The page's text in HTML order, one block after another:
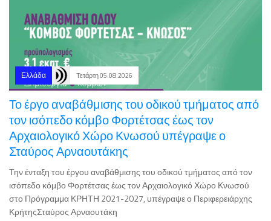
Ελλάδα Τετάρτη 05.08.2026
Το έργο αναβάθμισης του οδικού τμήματος από
τον ισόπεδο κόμβο Φορτέτσας έως τον
Αρχαιολογικό Χώρο Κνωσού υπέγραψε ο
Σταύρος Αρναουτάκης
Την ένταξη του έργου αναβάθμισης του οδικού τμήματος από τον
ισόπεδο κόμβο Φορτέτσας έως τον Αρχαιολογικό Χώρο Κνωσού
στο Πρόγραμμα ΚΡΗΤΗ 2021-2027, υπέγραψε ο Περιφερειάρχης
ΚρήτηςΣταύρος Αρναουτάκη